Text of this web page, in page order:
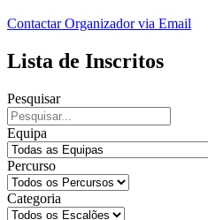
Contactar Organizador via Email
Lista de Inscritos
Pesquisar
Equipa
Percurso
Categoria